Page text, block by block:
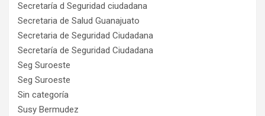
Secretaría d Seguridad ciudadana
Secretaria de Salud Guanajuato
Secretaria de Seguridad Ciudadana
Secretaría de Seguridad Ciudadana
Seg Suroeste
Seg Suroeste
Sin categoría
Susy Bermudez